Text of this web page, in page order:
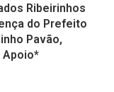
Ribeirinhos
do Prefeito
Pavão,
Apoio*